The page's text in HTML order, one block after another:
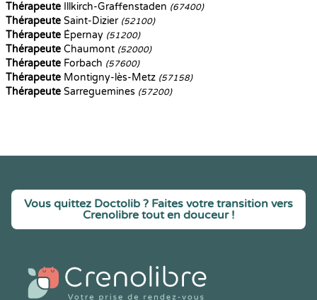
Thérapeute Illkirch-Graffenstaden (67400)
Thérapeute Saint-Dizier (52100)
Thérapeute Épernay (51200)
Thérapeute Chaumont (52000)
Thérapeute Forbach (57600)
Thérapeute Montigny-lès-Metz (57158)
Thérapeute Sarreguemines (57200)
Vous quittez Doctolib ? Faites votre transition vers
Crenolibre tout en douceur !